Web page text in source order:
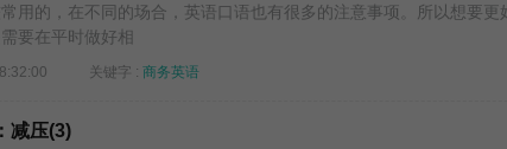
的，在不同的场合，英语口语也有很多的注意事项。所以想要更
要在平时做好相
关键字 : 商务英语
减压(3)